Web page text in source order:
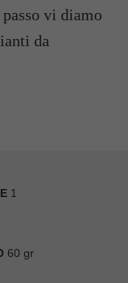
vi diamo
da
1
60 gr